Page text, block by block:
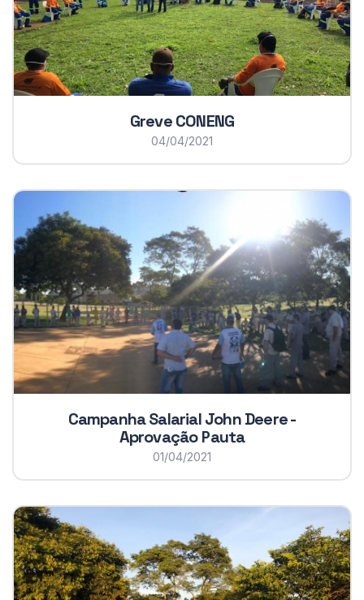
Greve CONENG
04/04/2021
Campanha Salarial John Deere -
Aprovação Pauta
01/04/2021